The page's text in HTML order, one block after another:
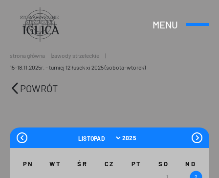
Header
Logo
MENU
Otwórz
strona główna
zawody strzeleckie
15-18.11.2025r. – turniej 12 łusek xi 2025 (sobota-wtorek)
POWRÓT
PN WT ŚR CZ PT SO ND